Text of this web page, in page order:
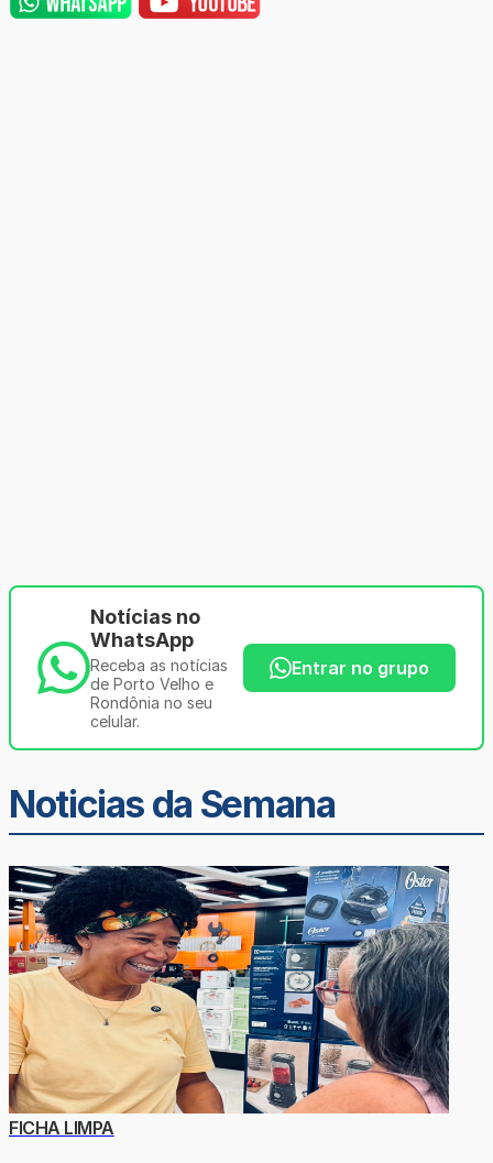
Notícias no
WhatsApp
Receba as notícias
de Porto Velho e
Rondônia no seu
celular.
Entrar no grupo
Noticias da Semana
FICHA LIMPA